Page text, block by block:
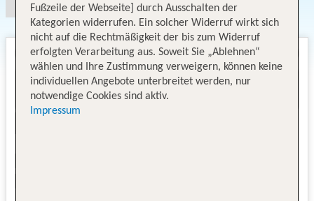
Fußzeile der Webseite] durch Ausschalten der
Kategorien widerrufen. Ein solcher Widerruf wirkt sich
nicht auf die Rechtmäßigkeit der bis zum Widerruf
erfolgten Verarbeitung aus. Soweit Sie „Ablehnen“
wählen und Ihre Zustimmung verweigern, können keine
individuellen Angebote unterbreitet werden, nur
notwendige Cookies sind aktiv.
Impressum